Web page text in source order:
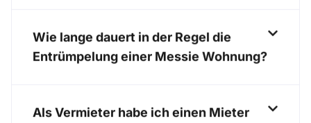
Wie lange dauert in der Regel die
Entrümpelung einer Messie Wohnung?
Als Vermieter habe ich einen Mieter